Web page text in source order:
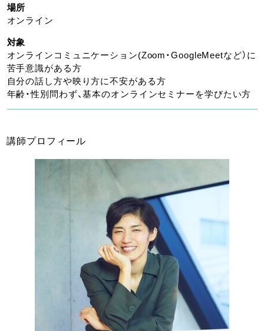
場所
オンライン
対象
オンラインコミュニケーション(Zoom・GoogleMeetなど）に
苦手意識がある方
自分の話し方や映り方に不安がある方
年齢・性別問わず、基本のオンラインセミナーを学びたい方
講師プロフィール